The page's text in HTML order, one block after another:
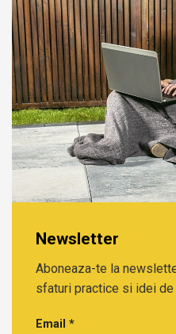
Newsletter
Aboneaza-te la
sfaturi practice si idei de
Email *